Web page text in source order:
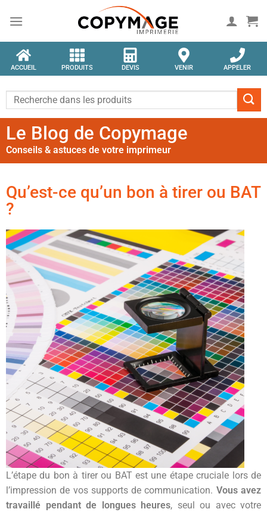
ACCUEIL PRODUITS DEVIS VENIR APPELER
Le Blog de Copymage
Conseils & astuces de votre imprimeur
Qu’est-ce qu’un bon à tirer ou BAT
?
L’étape du bon à tirer ou BAT est une étape cruciale lors de
l’impression de vos supports de communication. Vous avez
travaillé pendant de longues heures, seul ou avec votre